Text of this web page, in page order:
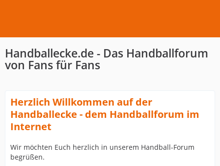
Handballecke.de - Das Handballforum
von Fans für Fans
Herzlich Willkommen auf der
Handballecke - dem Handballforum im
Internet
Wir möchten Euch herzlich in unserem Handball-Forum
begrüßen.